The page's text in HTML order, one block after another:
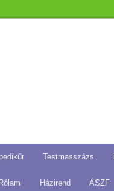
Testmasszázs
Rólam Házirend ÁSZF